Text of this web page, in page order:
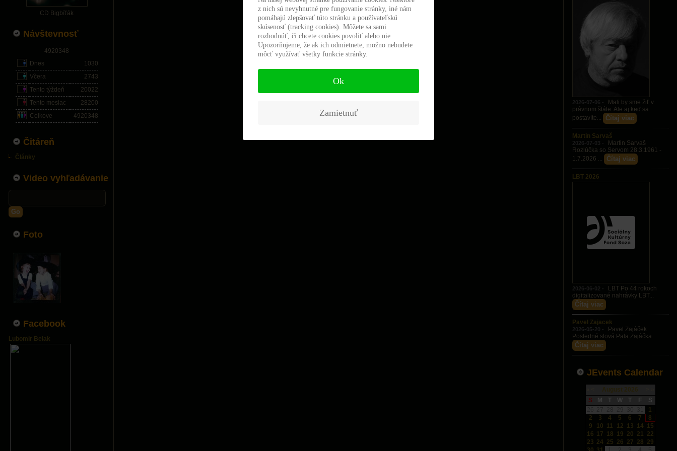
CD Bigbíťák
Návštevnosť
4920348
Dnes
1030
Včera
2743
Tento týždeň
20022
Tento mesiac
28200
Celkove
4920348
Čitáreň
Články
Video vyhľadávanie
Go
Foto
Facebook
Lubomir Belak
2026-07-06 -
Mali by sme žiť v
právnom štáte. Ale aj keď sa
postavíte...
Čítaj viac
Martin Sarvaš
2026-07-03 -
Martin Sarvaš
Rozlúčka so Servom 28.3.1961 -
1.7.2026 ...
Čítaj viac
LBT 2026
2026-06-02 -
LBT Po 44 rokoch
digitalizované nahrávky LBT...
Čítaj viac
Pavel Zajacek
2026-05-20 -
Pavel Zajáček
Posledné slová Pala Zajáčka...
Čítaj viac
JEvents Calendar
August 2026
S
M T W T F
S
1
2
3 4 5 6 7
8
9
10 11 12 13 14
15
16 17 18 19 20 21 22
23 24 25 26 27 28 29
z nich sú nevyhnutné pre fungovanie stránky, iné nám
pomáhajú zlepšovať túto stránku a používateľskú
skúsenosť (tracking cookies). Môžete sa sami
rozhodnúť, či chcete cookies povoliť alebo nie.
Upozorňujeme, že ak ich odmietnete, možno nebudete
môcť využívať všetky funkcie stránky.
Ok
Zamietnuť